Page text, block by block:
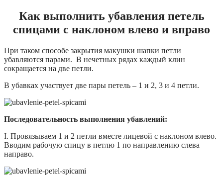
Как выполнить убавления петель
спицами с наклоном влево и вправо
При таком способе закрытия макушки шапки петли
убавляются парами. В нечетных рядах каждый клин
сокращается на две петли.
В убавках участвует две пары петель – 1 и 2, 3 и 4 петли.
Последовательность выполнения убавлений:
I. Провязываем 1 и 2 петли вместе лицевой с наклоном влево.
Вводим рабочую спицу в петлю 1 по направлению слева
направо.